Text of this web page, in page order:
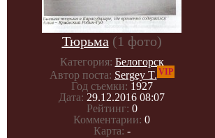
Тюрьма (1 фото)
Категория: Белогорск
Автор поста: Sergey T. VIP
Год съемки: 1927
Дата: 29.12.2016 08:07
Рейтинг: 0
Комментарии: 0
Карта: -